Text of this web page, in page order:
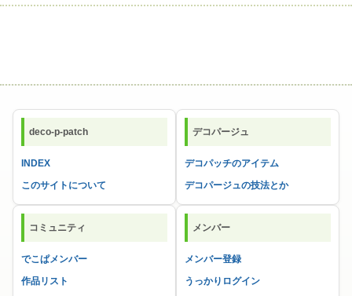
deco-p-patch
INDEX
このサイトについて
デコパージュ
デコパッチのアイテム
デコパージュの技法とか
コミュニティ
でこぱメンバー
作品リスト
メンバー
メンバー登録
うっかりログイン